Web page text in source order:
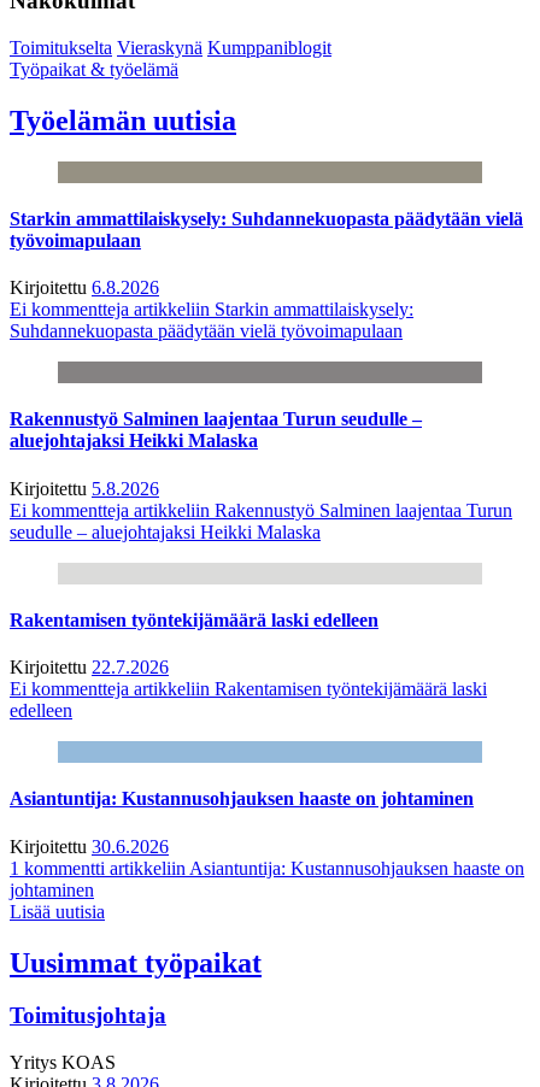
Toimitukselta Vieraskynä Kumppaniblogit
Työpaikat & työelämä
Työelämän uutisia
Starkin ammattilaiskysely: Suhdannekuopasta päädytään vielä
työvoimapulaan
Kirjoitettu 6.8.2026
Ei kommentteja artikkeliin Starkin ammattilaiskysely:
Suhdannekuopasta päädytään vielä työvoimapulaan
Rakennustyö Salminen laajentaa Turun seudulle –
aluejohtajaksi Heikki Malaska
Kirjoitettu 5.8.2026
Ei kommentteja artikkeliin Rakennustyö Salminen laajentaa Turun
seudulle – aluejohtajaksi Heikki Malaska
Rakentamisen työntekijämäärä laski edelleen
Kirjoitettu 22.7.2026
Ei kommentteja artikkeliin Rakentamisen työntekijämäärä laski
edelleen
Asiantuntija: Kustannusohjauksen haaste on johtaminen
Kirjoitettu 30.6.2026
1 kommentti artikkeliin Asiantuntija: Kustannusohjauksen haaste on
johtaminen
Lisää uutisia
Uusimmat työpaikat
Toimitusjohtaja
Yritys KOAS